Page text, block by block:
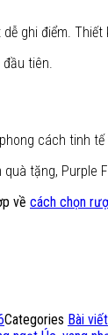
ghi điểm.
tiên.
cách tinh
tặng,
về cách chọn
Categories Bài viết